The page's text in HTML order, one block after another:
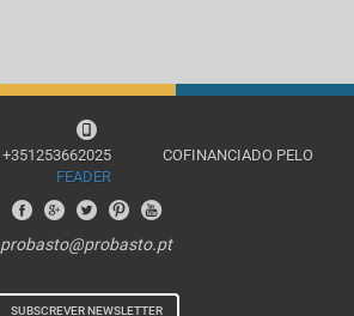
+351253662025
COFINANCIADO PELO
FEADER
probasto@probasto.pt
SUBSCREVER NEWSLETTER